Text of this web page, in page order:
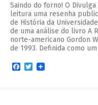
Saindo do forno! O
leitura uma resenha
de História da
de uma análise do livro A
norte-americano Gordon
de 1993. Definida como
Facebook
Twitter